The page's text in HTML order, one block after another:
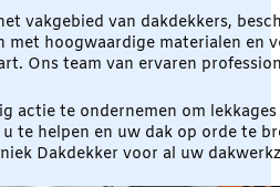
vakgebied van dakdekkers,
met hoogwaardige materialen
Ons team van ervaren
actie te ondernemen om
te helpen en uw dak op orde te
Dakdekker voor al uw